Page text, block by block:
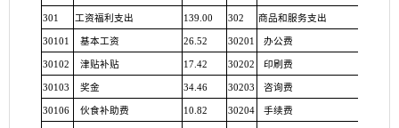
301 工资福利支出 139.00 302 商品和服务支出
30101 基本工资 26.52 30201 办公费
30102 津贴补贴 17.42 30202 印刷费
30103 奖金 34.46 30203 咨询费
30106 伙食补助费 10.82 30204 手续费